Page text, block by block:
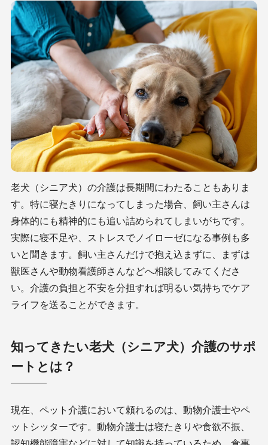
老犬（シニア犬）の介護は長期間にわたることもありま
す。特に寝たきりになってしまった場合、飼い主さんは
身体的にも精神的にも追い詰められてしまいがちです。
実際に寝不足や、ストレスでノイローゼになる事例も多
いと聞きます。飼い主さんだけで抱え込まずに、まずは
獣医さんや動物看護師さんなどへ相談してみてくださ
い。介護の負担と不安を分担すれば明るい気持ちでケア
ライフを送ることができます。
知ってきたい老犬（シニア犬）介護のサポ
ートとは？
現在、ペット介護において頼れるのは、動物介護士やペ
ットシッターです。動物介護士は寝たきりや食欲不振、